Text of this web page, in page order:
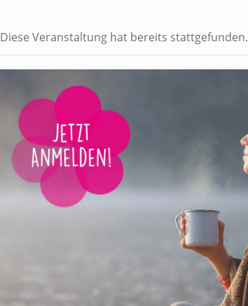
Diese Veranstaltung hat bereits stattgefunden.